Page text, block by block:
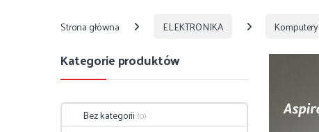
Strona główna ELEKTRONIKA Komputery
Kategorie produktów
Bez kategorii (0)